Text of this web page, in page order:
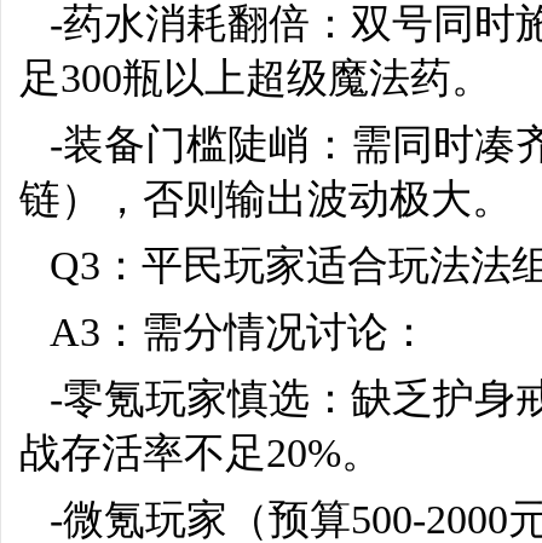
-药水消耗翻倍：双号同时
足300瓶以上超级魔法药。
-装备门槛陡峭：需同时凑
链），否则输出波动极大。
Q3：平民玩家适合玩法法
A3：需分情况讨论：
-零氪玩家慎选：缺乏护身
战存活率不足20%。
-微氪玩家（预算500-2000